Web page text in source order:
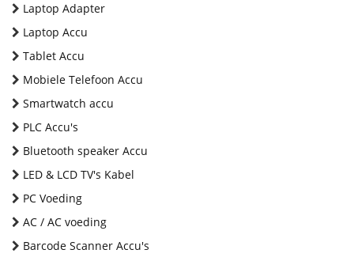
Laptop Adapter
Laptop Accu
Tablet Accu
Mobiele Telefoon Accu
Smartwatch accu
PLC Accu's
Bluetooth speaker Accu
LED & LCD TV's Kabel
PC Voeding
AC / AC voeding
Barcode Scanner Accu's